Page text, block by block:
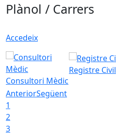
Plànol / Carrers
Accedeix
Consultori Mèdic
Registre Civil
AnteriorSegüent
1
2
3